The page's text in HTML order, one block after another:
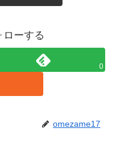
ローする
0
omezame17